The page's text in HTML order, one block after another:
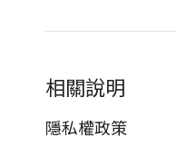
相關說明
隱私權政策